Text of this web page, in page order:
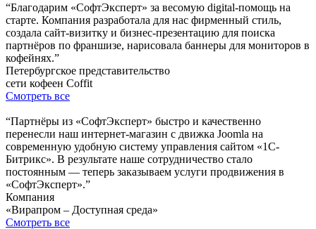
“Благодарим «СофтЭксперт» за весомую digital-помощь на
старте. Компания разработала для нас фирменный стиль,
создала сайт-визитку и бизнес-презентацию для поиска
партнёров по франшизе, нарисовала баннеры для мониторов в
кофейнях.”
Петербургское представительство
сети кофеен Coffit
Смотреть все
“Партнёры из «СофтЭксперт» быстро и качественно
перенесли наш интернет-магазин с движка Joomla на
современную удобную систему управления сайтом «1С-
Битрикс». В результате наше сотрудничество стало
постоянным — теперь заказываем услуги продвижения в
«СофтЭксперт».”
Компания
«Вирапром – Доступная среда»
Смотреть все